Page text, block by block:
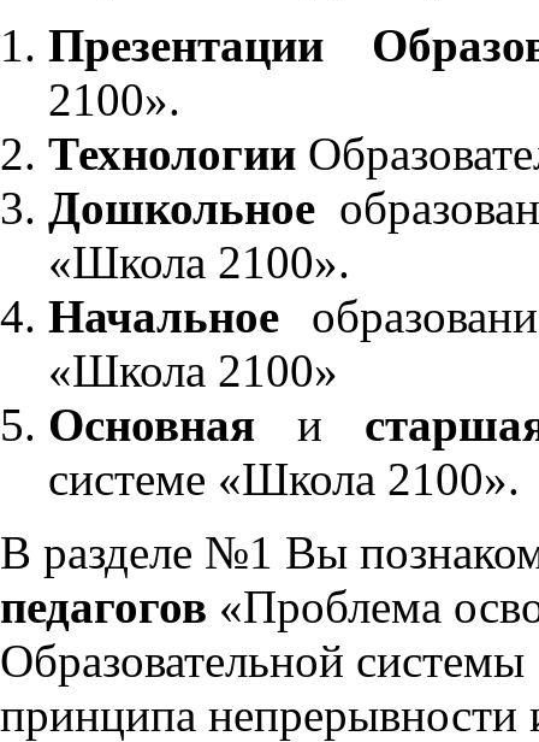
Презентации
2100».
Технологии
Дошкольное
«Школа 2100».
Начальное
«Школа 2100»
Основнаяи
системе «Школа 2100».
В разделе №1 Вы
педагогов «Проблема
Образовательной
принципа непрерывности